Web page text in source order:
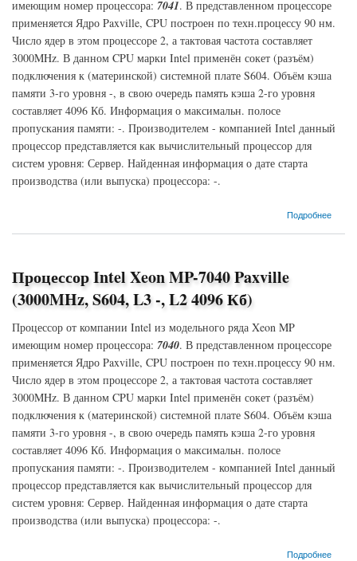
имеющим номер процессора: 7041. В представленном процессоре
применяется Ядро Paxville, CPU построен по техн.процессу 90 нм.
Число ядер в этом процессоре 2, а тактовая частота составляет
3000MHz. В данном CPU марки Intel применён сокет (разъём)
подключения к (материнской) системной плате S604. Объём кэша
памяти 3-го уровня -, в свою очередь память кэша 2-го уровня
составляет 4096 Кб. Информация о максимальн. полосе
пропускания памяти: -. Производителем - компанией Intel данный
процессор представляется как вычислительный процессор для
систем уровня: Сервер. Найденная информация о дате старта
производства (или выпуска) процессора: -.
Подробнее
о Процессор Intel Xeon MP-7041 Paxville (3000MHz, S604, L3 -, L2 4096 Кб)
Процессор Intel Xeon MP-7040 Paxville
(3000MHz, S604, L3 -, L2 4096 Кб)
Процессор от компании Intel из модельного ряда Xeon MP
имеющим номер процессора: 7040. В представленном процессоре
применяется Ядро Paxville, CPU построен по техн.процессу 90 нм.
Число ядер в этом процессоре 2, а тактовая частота составляет
3000MHz. В данном CPU марки Intel применён сокет (разъём)
подключения к (материнской) системной плате S604. Объём кэша
памяти 3-го уровня -, в свою очередь память кэша 2-го уровня
составляет 4096 Кб. Информация о максимальн. полосе
пропускания памяти: -. Производителем - компанией Intel данный
процессор представляется как вычислительный процессор для
систем уровня: Сервер. Найденная информация о дате старта
производства (или выпуска) процессора: -.
Подробнее
о Процессор Intel Xeon MP-7040 Paxville (3000MHz, S604, L3 -, L2 4096 Кб)